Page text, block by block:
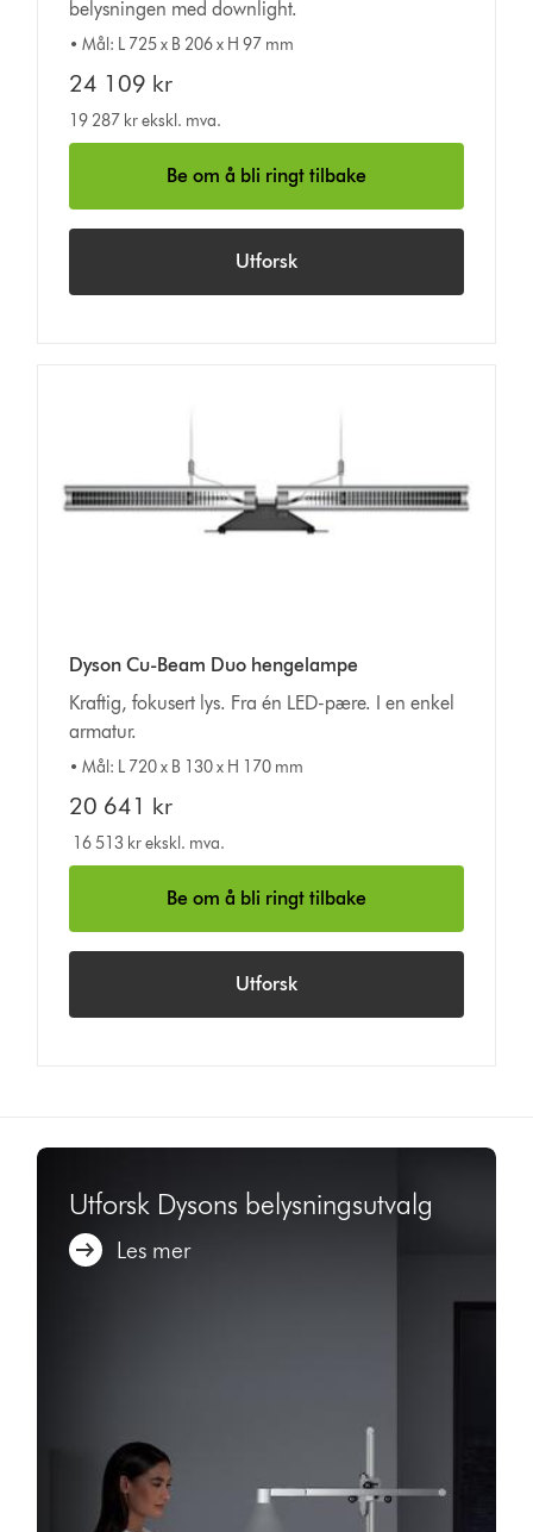
belysningen med downlight.
• Mål: L 725 x B 206 x H 97 mm
24 109 kr
19 287 kr ekskl. mva.
Be om å bli ringt tilbake
Utforsk
Dyson Cu-Beam Duo hengelampe
Kraftig, fokusert lys. Fra én LED-pære. I en enkel
armatur.
• Mål: L 720 x B 130 x H 170 mm
20 641 kr
16 513 kr ekskl. mva.
Be om å bli ringt tilbake
Utforsk
Utforsk Dysons belysningsutvalg
Les mer